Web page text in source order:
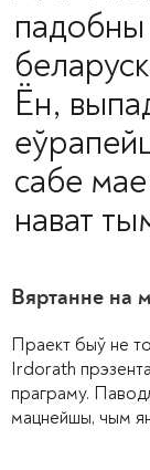
падобны
Ён,
сабе
нават
Вяртанне на
Праект быў не
Irdorath
праграму.
мацнейшы, чым